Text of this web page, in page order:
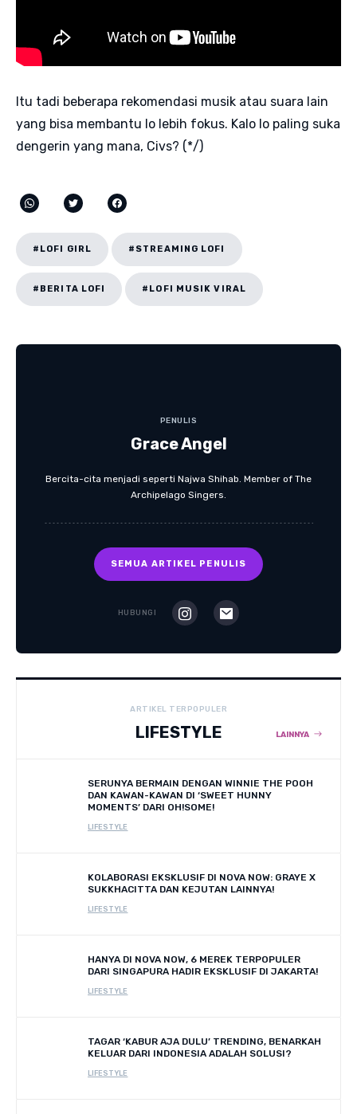
Itu tadi beberapa rekomendasi musik atau suara lain
yang bisa membantu lo lebih fokus. Kalo lo paling suka
dengerin yang mana, Civs? (*/)
#LOFI GIRL #STREAMING LOFI
#BERITA LOFI #LOFI MUSIK VIRAL
PENULIS
Grace Angel
Bercita-cita menjadi seperti Najwa Shihab. Member of The
Archipelago Singers.
SEMUA ARTIKEL PENULIS
HUBUNGI
ARTIKEL TERPOPULER
LIFESTYLE LAINNYA
SERUNYA BERMAIN DENGAN WINNIE THE POOH
DAN KAWAN-KAWAN DI ‘SWEET HUNNY
MOMENTS’ DARI OH!SOME!
LIFESTYLE
KOLABORASI EKSKLUSIF DI NOVA NOW: GRAYE X
SUKKHACITTA DAN KEJUTAN LAINNYA!
LIFESTYLE
HANYA DI NOVA NOW, 6 MEREK TERPOPULER
DARI SINGAPURA HADIR EKSKLUSIF DI JAKARTA!
LIFESTYLE
TAGAR ‘KABUR AJA DULU’ TRENDING, BENARKAH
KELUAR DARI INDONESIA ADALAH SOLUSI?
LIFESTYLE